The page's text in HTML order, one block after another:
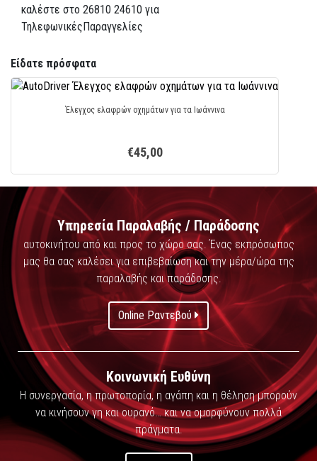
καλέστε στο 26810 24610 για
ΤηλεφωνικέςΠαραγγελίες
Είδατε πρόσφατα
Έλεγχος ελαφρών οχημάτων για τα Ιωάννινα
€45,00
Υπηρεσία Παραλαβής / Παράδοσης
αυτοκινήτου από και προς το χώρο σας. Ένας εκπρόσωπος
μας θα σας καλέσει για επιβεβαίωση και την μέρα/ώρα της
παραλαβής και παράδοσης.
Online Ραντεβού
Κοινωνική Ευθύνη
Η συνεργασία, η πρωτοπορία, η αγάπη και η θέληση μπορούν
να κινήσουν γη και ουρανό… και να ομορφύνουν πολλά
πράγματα.